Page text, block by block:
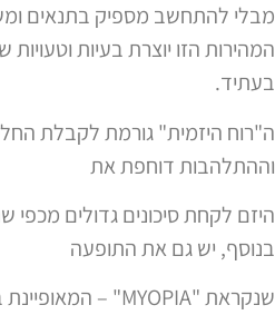
מבלי להתחשב מספיק בתנאים
המהירות הזו יוצרת בעיות
בעתיד.
ה"רוח היזמית" גורמת לקבלת
וההתלהבות דוחפת את
היזם לקחת סיכונים גדולים
בנוסף, יש גם את התופעה
שנקראת "MYOPIA
" – המאופיינת